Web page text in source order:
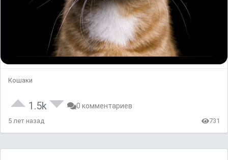
Кошаки
1.5k 0 комментариев
5 лет назад 731